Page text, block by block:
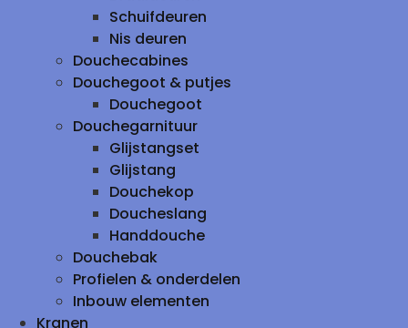
Schuifdeuren
Nis deuren
Douchecabines
Douchegoot & putjes
Douchegoot
Douchegarnituur
Glijstangset
Glijstang
Douchekop
Doucheslang
Handdouche
Douchebak
Profielen & onderdelen
Inbouw elementen
Kranen